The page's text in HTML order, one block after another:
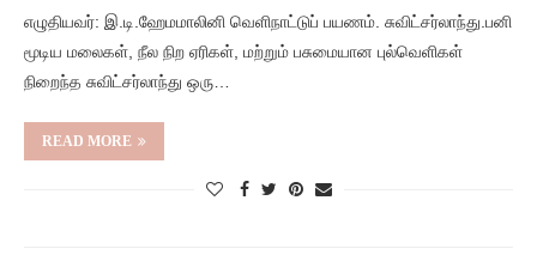
எழுதியவர்: இ.டி.ஹேமமாலினி வெளிநாட்டுப் பயணம்‌. சுவிட்சர்லாந்து.பனி
மூடிய மலைகள், நீல நிற ஏரிகள், மற்றும் பசுமையான புல்வெளிகள்
நிறைந்த சுவிட்சர்லாந்து ஒரு…
READ MORE